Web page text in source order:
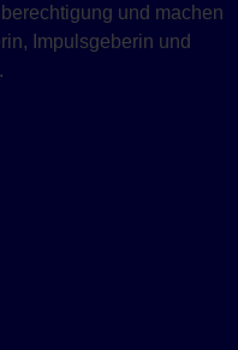
und machen
Impulsgeberin und